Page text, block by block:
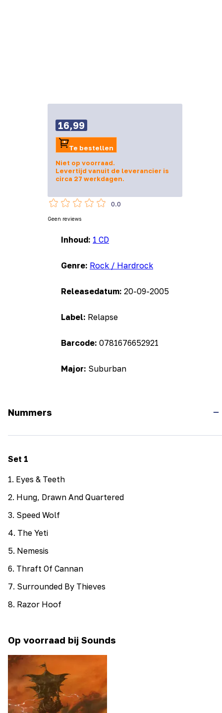
Inhoud: 1 CD
Genre: Rock / Hardrock
Releasedatum: 20-09-2005
Label: Relapse
Barcode: 0781676652921
Major: Suburban
16,99
Te bestellen
Niet op voorraad.
Levertijd vanuit de leverancier is
circa 27 werkdagen.
0.0
Geen reviews
Nummers
Set 1
1. Eyes & Teeth
2. Hung, Drawn And Quartered
3. Speed Wolf
4. The Yeti
5. Nemesis
6. Thraft Of Cannan
7. Surrounded By Thieves
8. Razor Hoof
Op voorraad bij Sounds